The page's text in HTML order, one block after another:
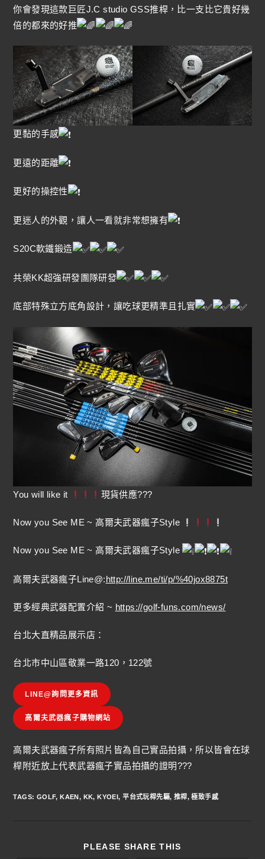
你會發現這款巨匠J.C studio GSS推桿，比一支比它貴好幾
倍的都來的好推
更黏的手感
更遠的距離
更好的操控性
更迷人的外觀，讓人一看就非常想擁有
S20C軟鐵鍛造
共榮KK超強研發團隊研發
底部特殊立方底角設計，讓吃球更精準且扎實
You will like it 現貨供應???
Now you See ME ~ 高爾夫武器瘋子Style
Now you See ME ~ 高爾夫武器瘋子Style
高爾夫武器瘋子Line@:http://line.me/ti/p/%40jox8875t
更多經典武器配置介紹 ~ https://golf-funs.com/news/
台北大直精品展示店：
台北市中山區敬業一路120，122號
LINE@詢問更多資訊
高爾夫武器瘋子購物網站
高爾夫武器瘋子所有照片皆為自己實品拍攝，所以皆會在球
桿附近放上代表武器瘋子實品拍攝的證明???
TAGS: GOLF, KAEN, KK, KYOEI, 平台式玩桿先驅, 推桿, 極致手感
PLEASE SHARE THIS